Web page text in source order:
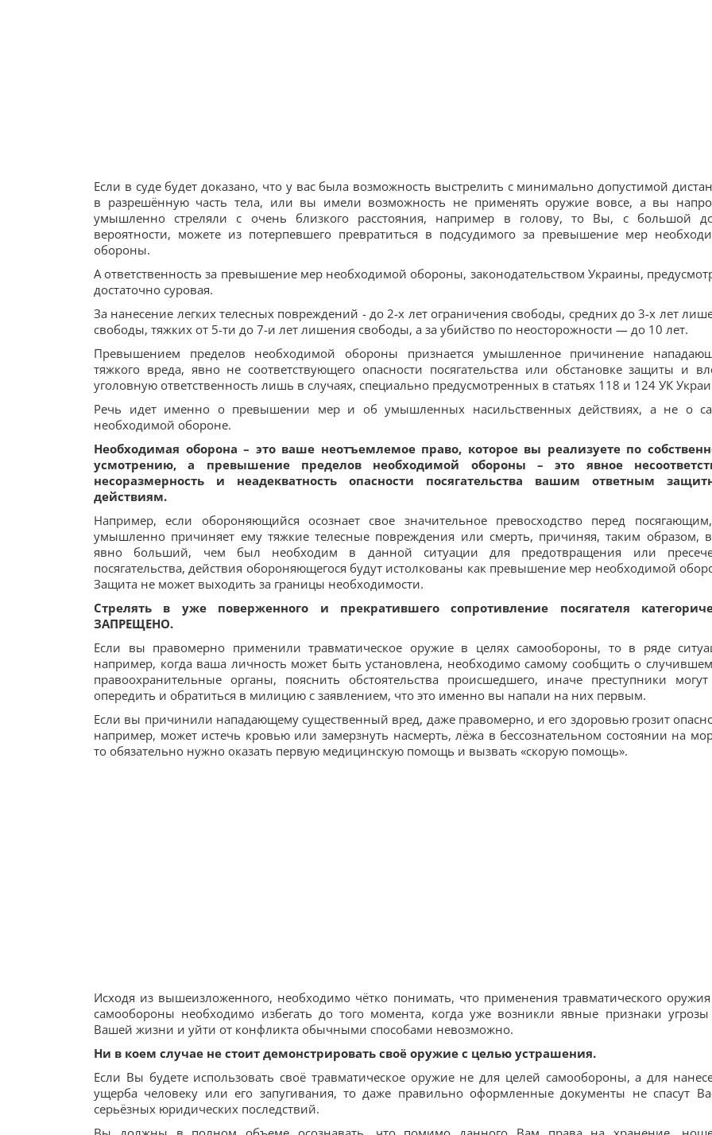
Если в суде будет доказано, что у вас была возможность выстрелить с минимально допустимой
в разрешённую часть тела, или вы имели возможность не применять оружие вовсе, а вы
умышленно стреляли с очень близкого расстояния, например в голову, то Вы, с большой
вероятности, можете из потерпевшего превратиться в подсудимого за превышение мер
обороны.
А ответственность за превышение мер необходимой обороны, законодательством Украины,
достаточно суровая.
За нанесение легких телесных повреждений - до 2-х лет ограничения свободы, средних до 3-х лет
свободы, тяжких от 5-ти до 7-и лет лишения свободы, а за убийство по неосторожности — до 10 лет.
Превышением пределов необходимой обороны признается умышленное причинение
тяжкого вреда, явно не соответствующего опасности посягательства или обстановке защиты и
уголовную ответственность лишь в случаях, специально предусмотренных в статьях 118 и 124 УК
Речь идет именно о превышении мер и об умышленных насильственных действиях, а не о
необходимой обороне.
Необходимая оборона – это ваше неотъемлемое право, которое вы реализуете по
усмотрению, а превышение пределов необходимой обороны – это явное
несоразмерность и неадекватность опасности посягательства вашим ответным
действиям.
Например, если обороняющийся осознает свое значительное превосходство перед
умышленно причиняет ему тяжкие телесные повреждения или смерть, причиняя, таким образом,
явно больший, чем был необходим в данной ситуации для предотвращения или
посягательства, действия обороняющегося будут истолкованы как превышение мер необходимой
Защита не может выходить за границы необходимости.
Стрелять в уже поверженного и прекратившего сопротивление посягателя
ЗАПРЕЩЕНО.
Если вы правомерно применили травматическое оружие в целях самообороны, то в ряде
например, когда ваша личность может быть установлена, необходимо самому сообщить о
правоохранительные органы, пояснить обстоятельства происшедшего, иначе преступники
опередить и обратиться в милицию с заявлением, что это именно вы напали на них первым.
Если вы причинили нападающему существенный вред, даже правомерно, и его здоровью грозит
например, может истечь кровью или замерзнуть насмерть, лёжа в бессознательном состоянии на
то обязательно нужно оказать первую медицинскую помощь и вызвать «скорую помощь».
Исходя из вышеизложенного, необходимо чётко понимать, что применения травматического
самообороны необходимо избегать до того момента, когда уже возникли явные признаки
Вашей жизни и уйти от конфликта обычными способами невозможно.
Ни в коем случае не стоит демонстрировать своё оружие с целью устрашения.
Если Вы будете использовать своё травматическое оружие не для целей самообороны, а для
ущерба человеку или его запугивания, то даже правильно оформленные документы не спасут
серьёзных юридических последствий.